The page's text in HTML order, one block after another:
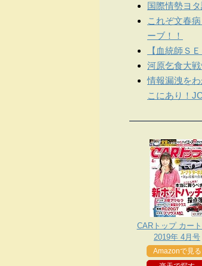
国際情勢ヨ
これぞ文春
ーブ！！
【血統師Ｓ
河原乞食大
情報漏洩を
こにあり！
CARトップ カー
2019年 4月号
Amazonで見る